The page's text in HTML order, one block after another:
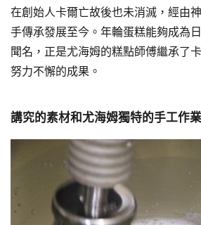
在創始人卡爾亡故後也未消滅，經由
手傳承發展至今。年輪蛋糕能夠成為
聞名，正是尤海姆的糕點師傅繼承了
努力不懈的成果。
講究的素材和尤海姆獨特的手工作業